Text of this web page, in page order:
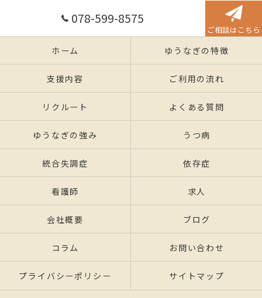
078-599-8575
ご相談はこちら
ホーム ゆうなぎの特徴
支援内容 ご利用の流れ
リクルート よくある質問
ゆうなぎの強み うつ病
統合失調症 依存症
看護師 求人
会社概要 ブログ
コラム お問い合わせ
プライバシーポリシー サイトマップ